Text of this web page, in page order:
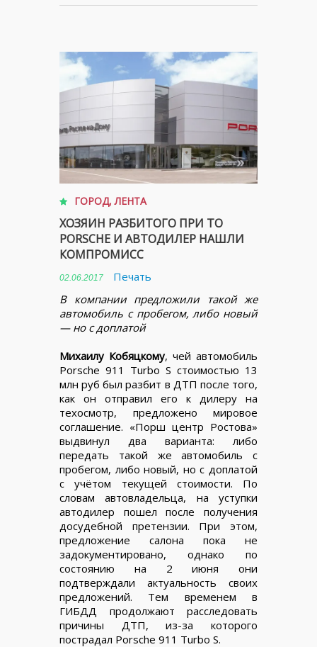
ГОРОД,ЛЕНТА
ХОЗЯИН РАЗБИТОГО ПРИ ТО
PORSCHE И АВТОДИЛЕР НАШЛИ
КОМПРОМИСС
02.06.2017
Печать
В компании предложили такой же
автомобиль с пробегом, либо новый
— но с доплатой
Михаилу Кобяцкому, чей автомобиль
Porsche 911 Turbo S стоимостью 13
млн руб был разбит в ДТП после того,
как он отправил его к дилеру на
техосмотр, предложено мировое
соглашение. «Порш центр Ростова»
выдвинул два варианта: либо
передать такой же автомобиль с
пробегом, либо новый, но с доплатой
с учётом текущей стоимости. По
словам автовладельца, на уступки
автодилер пошел после получения
досудебной претензии. При этом,
предложение салона пока не
задокументировано, однако по
состоянию на 2 июня они
подтверждали актуальность своих
предложений. Тем временем в
ГИБДД продолжают расследовать
причины ДТП, из-за которого
пострадал Porsche 911 Turbo S.